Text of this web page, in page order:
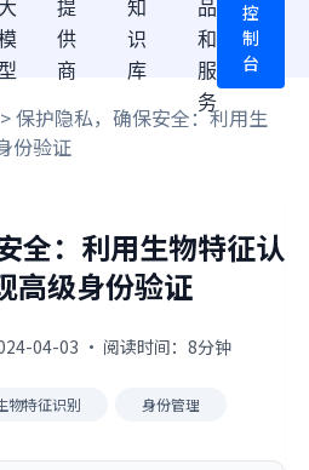
大
型
提
供
商
知
识
库
品
和
服
务
控
制
台
> 保护隐私，确保安全：利用生
份验证
全：利用生物特征认
高级身份验证
04-03 · 阅读时间：8分钟
物特征识别 身份管理